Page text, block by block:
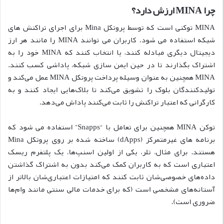
چرا MINA ارزش دارد؟
MINA توکنی است که توسط پروتکل Mina برای اجرای تراکنش های
شبکه استفاده می شود. کاربران می توانند MINA را مانند هر ارز
دیجیتال دیگری مبادله کنند، یا انتخاب کنند که MINA خود را به
اشتراک بگذارند تا در حین ایمن سازی شبکه، پاداشی کسب کنند.
MINA همچنین به عنوان وسیله پرداخت پروتکل MINA عمل می‌کند و
تولیدکنندگان بلوک را تشویق می‌کند تا بلاک‌هایی ایجاد کنند و به
کارگرانی که اعتبار تراکنش را ثابت می‌کنند پاداش می‌دهد.
توکن MINA همچنین برای تعامل با “Snapps” استفاده می شود که
برنامه های غیرمتمرکز (dApps) ساخته شده بر روی پروتکل Mina
هستند. برای مثال، تلر، یکی از اولین اسنپ‌ها، یک پلتفرم ریسک
اعتباری است که به کاربران کمک می‌کند بدون به اشتراک گذاشتن
داده‌های خصوصی‌شان ثابت کنند که امتیازات اعتباری‌شان بالاتر از
آستانه‌های مشخصی است (که برای خدمات مالی سنتی مانند وام‌ها
ضروری است).